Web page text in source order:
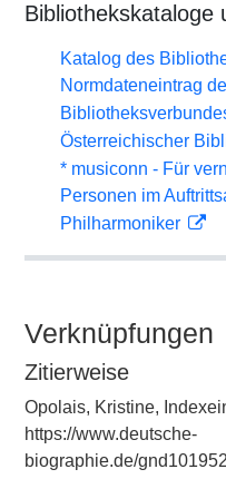
Bibliothekskataloge
Katalog des
Normdateneintrag
Österreichischer
* musiconn - Für
Personen im
Philharmoniker
Verknüpfungen
Zitierweise
Opolais, Kristine,
https://www.deutsche-
biographie.de/